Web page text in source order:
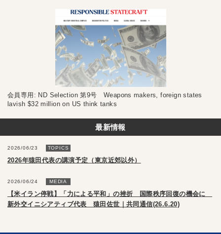
会員専用: ND Selection 第9号 Weapons makers, foreign states
lavish $32 million on US think tanks
最新情報
2026/06/23 TOPICS
2026年猿田代表の講演予定（東京近郊以外）
2026/06/24 MEDIA
【米イラン停戦】「力による平和」の挫折 国際秩序回復の機会に
新外交イニシアティブ代表 猿田佐世｜共同通信(26.6.20)